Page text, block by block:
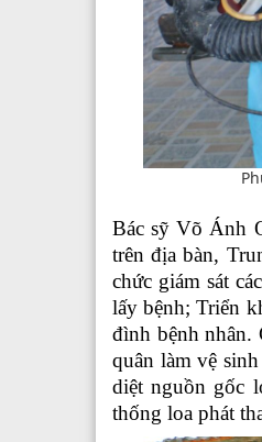
Bác sỹ Võ Ánh
trên địa bàn,
chức giám sát
lấy bệnh;Triển
đình bệnh nhân.
quân làm vệ
diệt nguồn gốc
thống loa phát